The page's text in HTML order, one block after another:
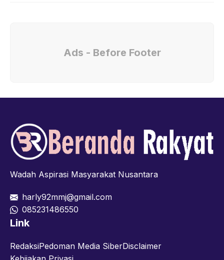
Ads - Before Footer
Wadah Aspirasi Masyarakat Nusantara
harly92mmj@gmail.com
085231486550
Link
RedaksiPedoman Media SiberDisclaimer